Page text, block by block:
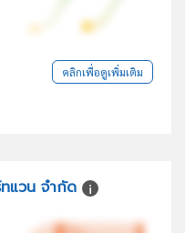
คลิกเพื่อดูเพิ่มเติม
แวน จำกัด